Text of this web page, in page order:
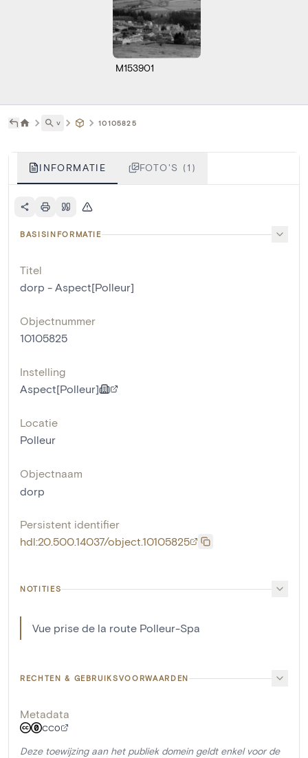
M153901
˅ 10105825
INFORMATIE FOTO'S (1)
BASISINFORMATIE
Titel
dorp - Aspect[Polleur]
Objectnummer
10105825
Instelling
Aspect[Polleur]
Locatie
Polleur
Objectnaam
dorp
Persistent identifier
hdl:20.500.14037/object.10105825
NOTITIES
Vue prise de la route Polleur-Spa
RECHTEN & GEBRUIKSVOORWAARDEN
Metadata
CC0
Deze toewijzing aan het publiek domein geldt enkel voor de